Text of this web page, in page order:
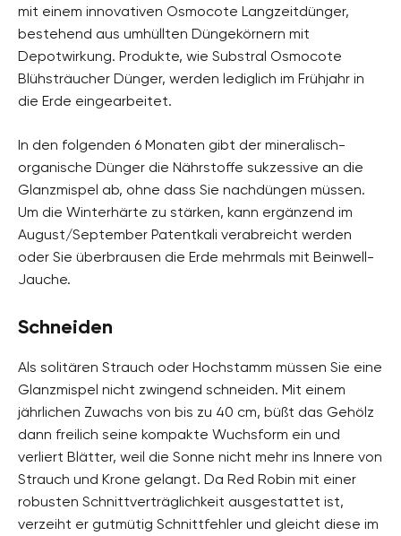
mit einem innovativen Osmocote Langzeitdünger,
bestehend aus umhüllten Düngekörnern mit
Depotwirkung. Produkte, wie Substral Osmocote
Blühsträucher Dünger, werden lediglich im Frühjahr in
die Erde eingearbeitet.
In den folgenden 6 Monaten gibt der mineralisch-
organische Dünger die Nährstoffe sukzessive an die
Glanzmispel ab, ohne dass Sie nachdüngen müssen.
Um die Winterhärte zu stärken, kann ergänzend im
August/September Patentkali verabreicht werden
oder Sie überbrausen die Erde mehrmals mit Beinwell-
Jauche.
Schneiden
Als solitären Strauch oder Hochstamm müssen Sie eine
Glanzmispel nicht zwingend schneiden. Mit einem
jährlichen Zuwachs von bis zu 40 cm, büßt das Gehölz
dann freilich seine kompakte Wuchsform ein und
verliert Blätter, weil die Sonne nicht mehr ins Innere von
Strauch und Krone gelangt. Da Red Robin mit einer
robusten Schnittverträglichkeit ausgestattet ist,
verzeiht er gutmütig Schnittfehler und gleicht diese im